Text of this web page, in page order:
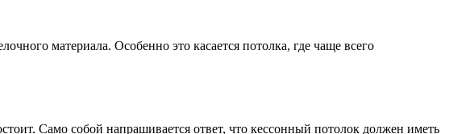
материала. Особенно это касается потолка, где чаще всего
Само собой напрашивается ответ, что кессонный потолок должен иметь